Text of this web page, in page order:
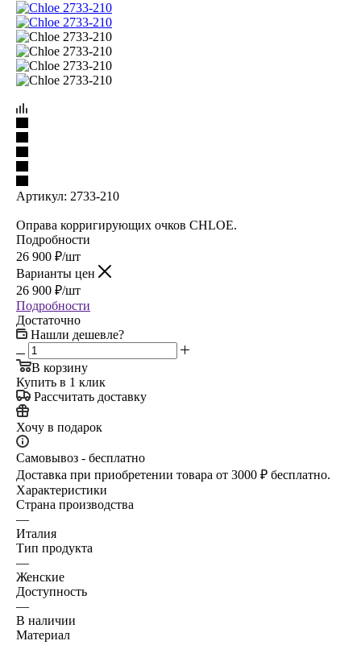
Артикул: 2733-210
Оправа корригирующих очков CHLOE.
Подробности
26 900 ₽/шт
Варианты цен
26 900 ₽/шт
Подробности
Достаточно
Нашли дешевле?
В корзину
Купить в 1 клик
Рассчитать доставку
Хочу в подарок
Самовывоз - бесплатно
Доставка при приобретении товара от 3000 ₽ бесплатно.
Характеристики
Страна производства
—
Италия
Тип продукта
—
Женские
Доступность
—
В наличии
Материал